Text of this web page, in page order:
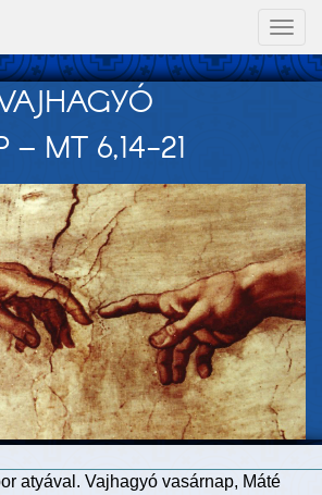
– MT 6,14-21
atyával. Vajhagyó vasárnap, Máté